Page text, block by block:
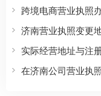
跨境电商营业执照
济南营业执照变更
实际经营地址与注
在济南公司营业执